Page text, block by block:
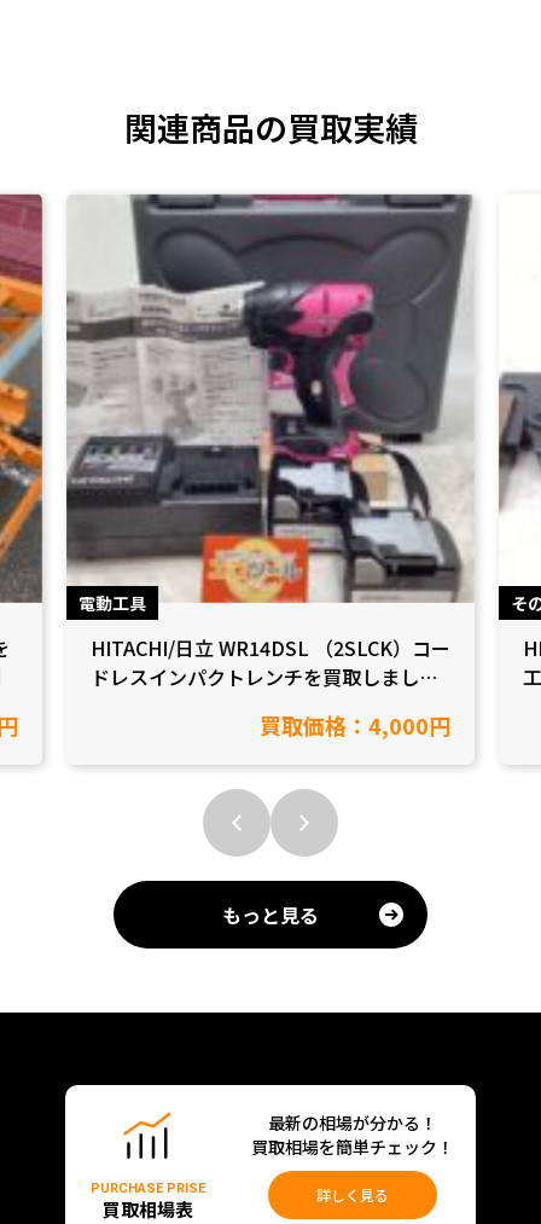
関連商品の買取実績
電動工具
HITACHI/日立 WR14DSL （2SLCK）コー
ドレスインパクトレンチを買取しました
買取価格：4,000円
そ
もっと見る
PURCHASE PRISE
買取相場表
最新の相場が分かる！
買取相場を簡単チェック！
詳しく見る